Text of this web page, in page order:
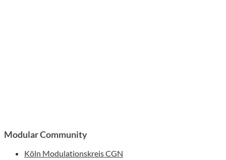
Modular Community
Köln Modulationskreis CGN